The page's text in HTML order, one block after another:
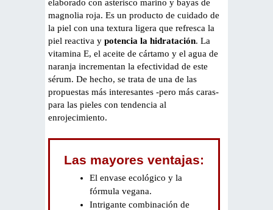
elaborado con asterisco marino y bayas de
magnolia roja. Es un producto de cuidado de
la piel con una textura ligera que refresca la
piel reactiva y potencia la hidratación. La
vitamina E, el aceite de cártamo y el agua de
naranja incrementan la efectividad de este
sérum. De hecho, se trata de una de las
propuestas más interesantes -pero más caras-
para las pieles con tendencia al
enrojecimiento.
Las mayores ventajas:
El envase ecológico y la
fórmula vegana.
Intrigante combinación de